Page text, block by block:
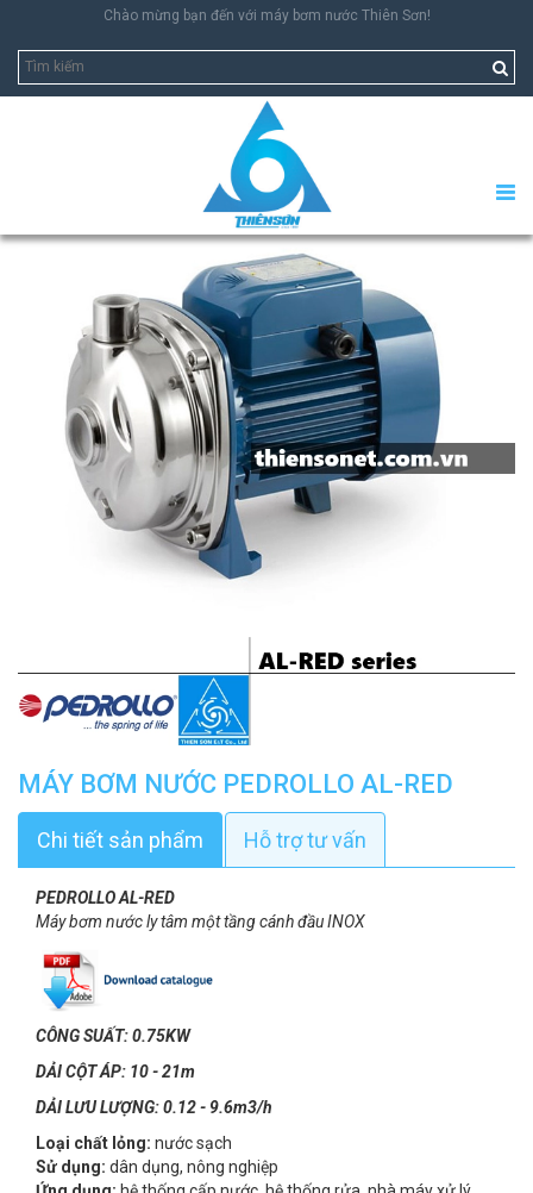
Chào mừng bạn đến với máy bơm nước Thiên Sơn!
MÁY BƠM NƯỚC PEDROLLO AL-RED
Chi tiết sản phẩm Hỗ trợ tư vấn
PEDROLLO AL-RED​
Máy bơm nước ly tâm một tầng cánh đầu INOX
CÔNG SUẤT: 0.75KW
DẢI CỘT ÁP: 10 - 21m
DẢI LƯU LƯỢNG: 0.12 - 9.6m3/h
Loại chất lỏng: nước sạch
Sử dụng: dân dụng, nông nghiệp